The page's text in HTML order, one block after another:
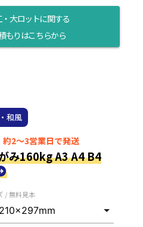
大ロットに関する
もりはこちらから
和風
約2～3営業日で発送
み160kg A3 A4 B4
/ 無料見本